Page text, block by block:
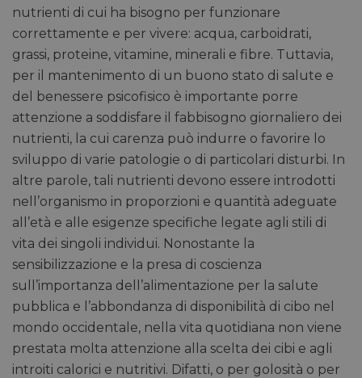
nutrienti di cui ha bisogno per funzionare
correttamente e per vivere: acqua, carboidrati,
grassi, proteine, vitamine, minerali e fibre. Tuttavia,
per il mantenimento di un buono stato di salute e
del benessere psicofisico è importante porre
attenzione a soddisfare il fabbisogno giornaliero dei
nutrienti, la cui carenza può indurre o favorire lo
sviluppo di varie patologie o di particolari disturbi. In
altre parole, tali nutrienti devono essere introdotti
nell’organismo in proporzioni e quantità adeguate
all’età e alle esigenze specifiche legate agli stili di
vita dei singoli individui. Nonostante la
sensibilizzazione e la presa di coscienza
sull’importanza dell’alimentazione per la salute
pubblica e l’abbondanza di disponibilità di cibo nel
mondo occidentale, nella vita quotidiana non viene
prestata molta attenzione alla scelta dei cibi e agli
introiti calorici e nutritivi. Difatti, o per golosità o per